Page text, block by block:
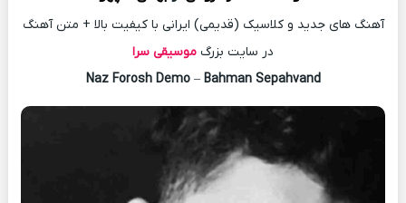
آهنگ های جدید و کلاسیک (قدیمی) ایرانی با کیفیت بالا + متن آهنگ
در سایت بزرگ موسیقی سرا
Naz Forosh Demo– Bahman Sepahvand